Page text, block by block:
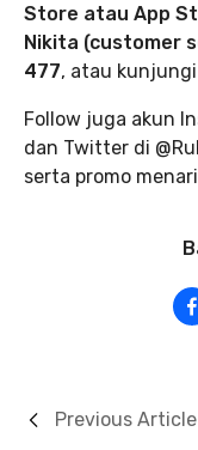
Store atau App
Nikita (customer
477, atau kunjungi
Follow juga akun
dan Twitter di
serta promo
Previous Article